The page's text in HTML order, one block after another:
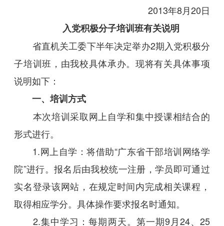
2013年8月20日
入党积极分子培训班有关说明
省直机关工委下半年决定举办2期入党积极分
子培训班，由我校具体承办。现将有关具体事项
说明如下：
一、培训方式
本次培训采取网上自学和集中授课相结合的
形式进行。
1.网上自学：将借助“广东省干部培训网络学
院”进行。报名后由我校统一注册，学员即可通过
实名登录该网站，在规定时间内完成相关课程，
取得相应学分。具体操作要求报名时通知。
2.集中学习：每期两天。第一期9月24、25